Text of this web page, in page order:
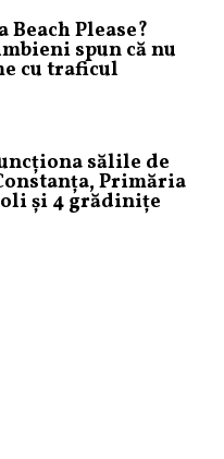
Beach Please?
spun că nu
cu traficul
sălile de
Primăria
și 4 grădinițe